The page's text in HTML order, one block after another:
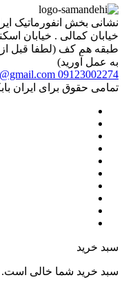
نشانی بخش انفورماتیک
طبقه هم کف (لطفا قبل از
به عمل آورید)
09123002274
تمامی حقوق برای ایران
سبد خرید
سبد خرید شما خالی است.